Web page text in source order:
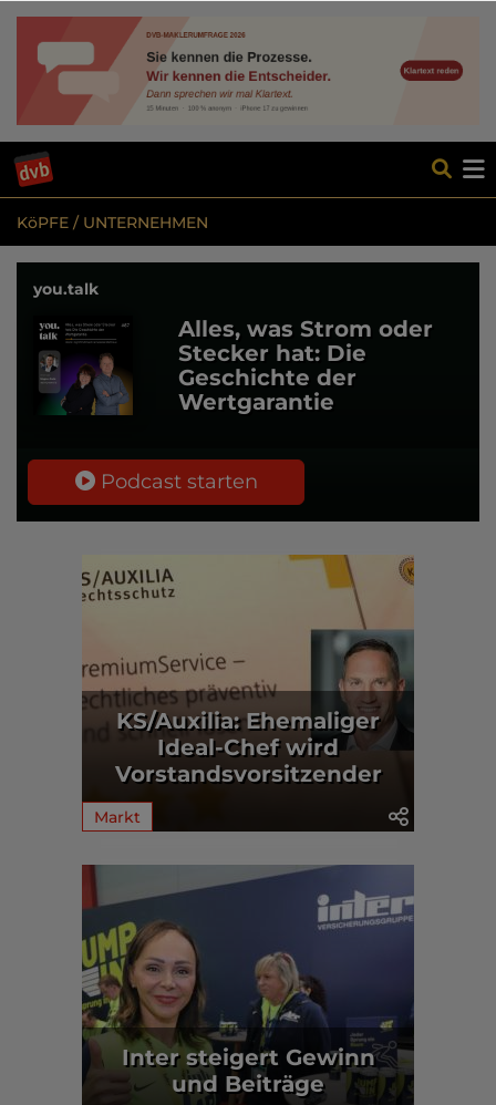
KöPFE / UNTERNEHMEN
you.talk
Alles, was Strom oder
Stecker hat: Die
Geschichte der
Wertgarantie
Podcast starten
KS/Auxilia: Ehemaliger
Ideal-Chef wird
Vorstandsvorsitzender
Markt
Inter steigert Gewinn
und Beiträge